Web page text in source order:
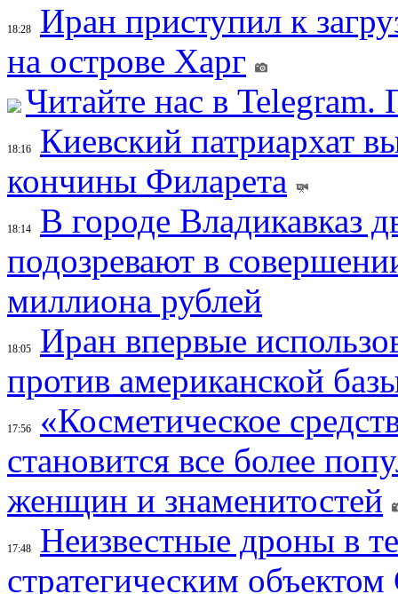
18:28
Иран приступил к
на острове Харг
Читайте нас в
18:16
Киевский патриархат
кончины Филарета
18:14
В городе Владикавказ
подозревают в
миллиона рублей
18:05
Иран впервые
против американской
17:56
«Косметическое
становится все более
женщин и знаменитостей
17:48
Неизвестные дроны в
стратегическим